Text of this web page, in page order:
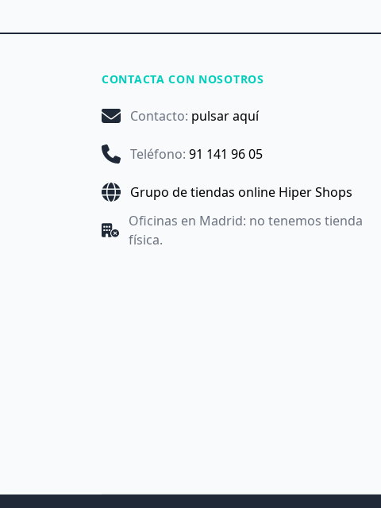
CONTACTA CON NOSOTROS
Contacto: pulsar aquí
Teléfono: 91 141 96 05
Grupo de tiendas online Hiper Shops
Oficinas en Madrid: no tenemos tienda
física.